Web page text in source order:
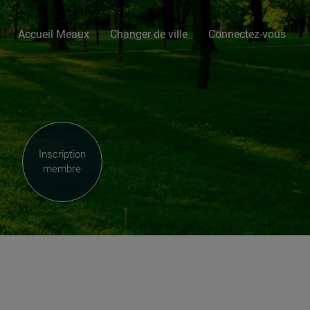
Accueil Meaux Changer de ville Connectez-vous
Inscription
membre